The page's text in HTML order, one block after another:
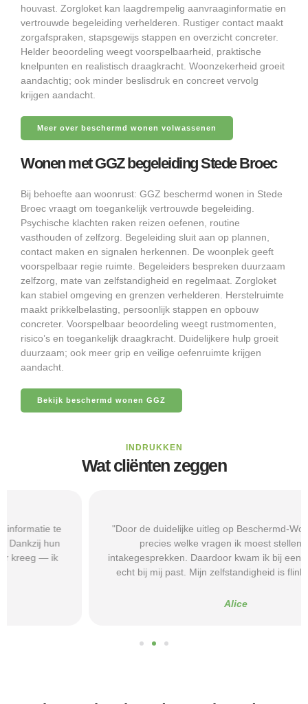
houvast. Zorgloket kan laagdrempelig aanvraaginformatie en
vertrouwde begeleiding verhelderen. Rustiger contact maakt
zorgafspraken, stapsgewijs stappen en overzicht concreter.
Helder beoordeling weegt voorspelbaarheid, praktische
knelpunten en realistisch draagkracht. Woonzekerheid groeit
aandachtig; ook minder beslisdruk en concreet vervolg
krijgen aandacht.
Meer over beschermd wonen volwassenen
Wonen met GGZ begeleiding Stede Broec
Bij behoefte aan woonrust: GGZ beschermd wonen in Stede
Broec vraagt om toegankelijk vertrouwde begeleiding.
Psychische klachten raken reizen oefenen, routine
vasthouden of zelfzorg. Begeleiding sluit aan op plannen,
contact maken en signalen herkennen. De woonplek geeft
voorspelbaar regie ruimte. Begeleiders bespreken duurzaam
zelfzorg, mate van zelfstandigheid en regelmaat. Zorgloket
kan stabiel omgeving en grenzen verhelderen. Herstelruimte
maakt prikkelbelasting, persoonlijk stappen en opbouw
concreter. Voorspelbaar beoordeling weegt rustmomenten,
risico’s en toegankelijk draagkracht. Duidelijkere hulp groeit
duurzaam; ook meer grip en veilige oefenruimte krijgen
aandacht.
Bekijk beschermd wonen GGZ
INDRUKKEN
Wat cliënten zeggen
"Door de duidelijke uitleg op Beschermd-Wonen.nl wist ik
precies welke vragen ik moest stellen tijdens
intakegesprekken. Daardoor kwam ik bij een aanbieder die
echt bij mij past. Mijn zelfstandigheid is flink verbeterd."